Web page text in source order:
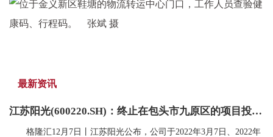
最新资讯
江苏阳光(600220.SH)：终止在包头市九原区的项目投资规划
格隆汇12月7日丨江苏阳光公布，公司于2022年3月7日、2022年